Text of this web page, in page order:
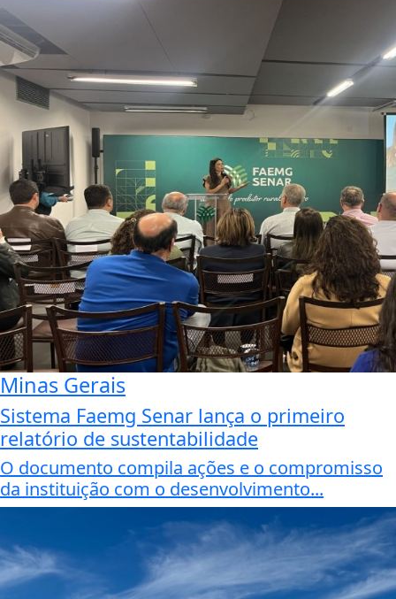
Minas Gerais
Sistema Faemg Senar lança o primeiro
relatório de sustentabilidade
O documento compila ações e o compromisso
da instituição com o desenvolvimento...